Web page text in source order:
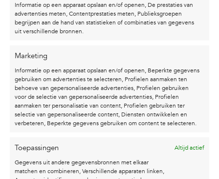
Informatie op een apparaat opslaan en/of openen, De prestaties van
advertenties meten, Contentprestaties meten, Publieksgroepen
begrijpen aan de hand van statistieken of combinaties van gegevens
uit verschillende bronnen.
Marketing
Informatie op een apparaat opslaan en/of openen, Beperkte gegevens
gebruiken om advertenties te selecteren, Profielen aanmaken ten
behoeve van gepersonaliseerde advertenties, Profielen gebruiken
voor de selectie van gepersonaliseerde advertenties, Profielen
aanmaken ter personalisatie van content, Profielen gebruiken ter
selectie van gepersonaliseerde content, Diensten ontwikkelen en
verbeteren, Beperkte gegevens gebruiken om content te selecteren.
Toepassingen
Altijd actief
Gegevens uit andere gegevensbronnen met elkaar
matchen en combineren, Verschillende apparaten linken,
dromen, of een duwtje in de rug kan gebruiken
mooi subtiel reliëf. Elk exemplaar wordt met de
hand in goud gesigneerd. Daarom heb je altijd
een écht uniek kunstwerk aan de muur.
Het formaat van 30 × 40 cm past in veel
standaardlijsten. Wil je het makkelijk maken?
Kies dan voor de ingelijste versie. Dan ontvang
aluminium lijst. Ophangen en klaar!
Dezeposter paard zwart witpast mooi op een